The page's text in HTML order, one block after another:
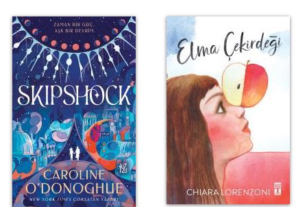
Skipshock Elma Çekirdeği